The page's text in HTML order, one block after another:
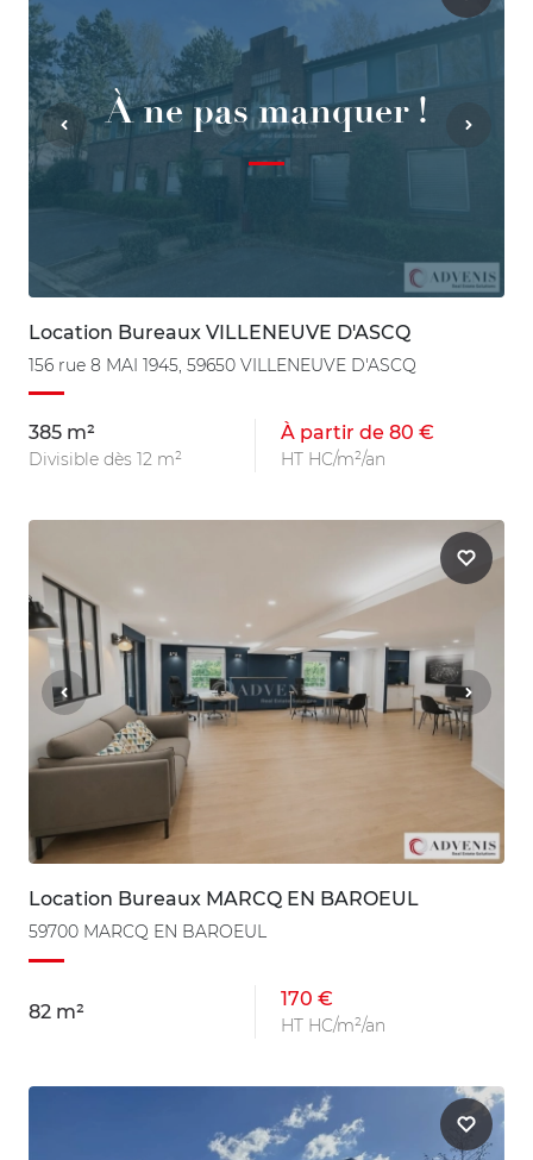
À ne pas manquer !
Location Bureaux VILLENEUVE D'ASCQ
156 rue 8 MAI 1945, 59650 VILLENEUVE D'ASCQ
385 m²
Divisible dès 12 m²
À partir de 80 €
HT HC/m²/an
Location Bureaux MARCQ EN BAROEUL
59700 MARCQ EN BAROEUL
82 m²
170 €
HT HC/m²/an